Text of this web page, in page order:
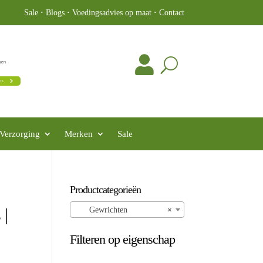
Sale· Blogs· Voedingsadvies op maat· Contact
Verzorging Merken Sale
Productcategorieën
×
Gewrichten
Filteren op eigenschap